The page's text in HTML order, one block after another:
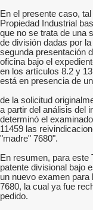
En el presente caso,
Propiedad Industrial
que no se trata de una
de división dadas por
segunda presentación
oficina bajo el
en los artículos 8.2 y
está en presencia de
de la solicitud
a partir del análisis del
determinó el
11459 las
"madre" 7680".
En resumen, para este
patente divisional bajo
un nuevo examen para
7680, la cual ya fue
pedido.